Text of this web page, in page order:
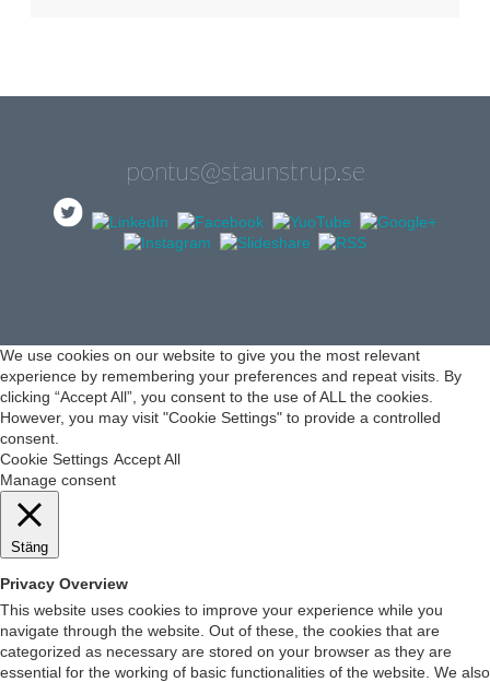
pontus@staunstrup.se
We use cookies on our website to give you the most relevant
experience by remembering your preferences and repeat visits. By
clicking “Accept All”, you consent to the use of ALL the cookies.
However, you may visit "Cookie Settings" to provide a controlled
consent.
Cookie Settings Accept All
Manage consent
Stäng
Privacy Overview
This website uses cookies to improve your experience while you
navigate through the website. Out of these, the cookies that are
categorized as necessary are stored on your browser as they are
essential for the working of basic functionalities of the website. We also